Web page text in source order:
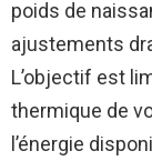
poids de
ajustements
L’objectif est
thermique de
l’énergie